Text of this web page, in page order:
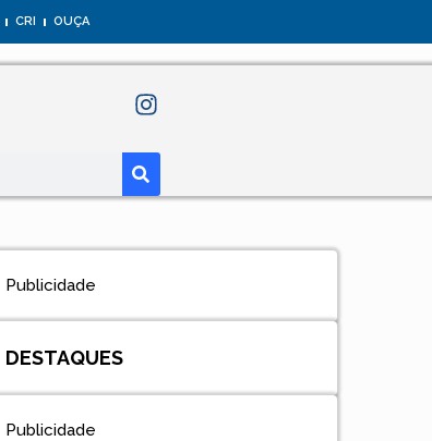
CRI OUÇA
Publicidade
DESTAQUES
Publicidade